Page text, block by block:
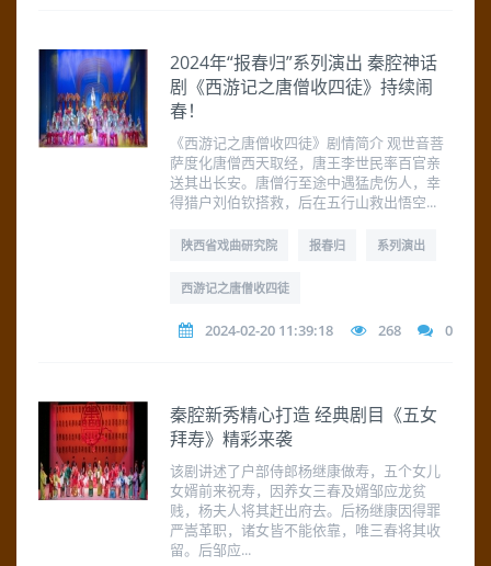
2024年“报春归”系列演出 秦腔神话
剧《西游记之唐僧收四徒》持续闹
春！
《西游记之唐僧收四徒》剧情简介 观世音菩
萨度化唐僧西天取经，唐王李世民率百官亲
送其出长安。唐僧行至途中遇猛虎伤人，幸
得猎户刘伯钦搭救，后在五行山救出悟空...
陕西省戏曲研究院 报春归 系列演出
西游记之唐僧收四徒
2024-02-20 11:39:18 268 0
秦腔新秀精心打造 经典剧目《五女
拜寿》精彩来袭
该剧讲述了户部侍郎杨继康做寿，五个女儿
女婿前来祝寿，因养女三春及婿邹应龙贫
贱，杨夫人将其赶出府去。后杨继康因得罪
严嵩革职，诸女皆不能依靠，唯三春将其收
留。后邹应...